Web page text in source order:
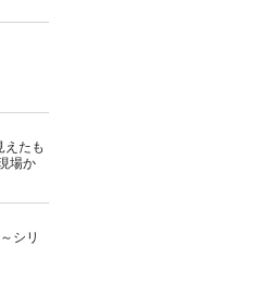
えたも
場か
シリ